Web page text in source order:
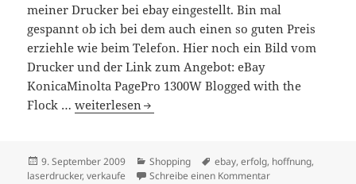
meiner Drucker bei ebay eingestellt. Bin mal
gespannt ob ich bei dem auch einen so guten Preis
erziehle wie beim Telefon. Hier noch ein Bild vom
Drucker und der Link zum Angebot: eBay
KonicaMinolta PagePro 1300W Blogged with the
Flock …verkaufe meinen alten Laserdrucker
weiterlesen
Veröffentlicht
am
9. September 2009 Kategorien
Shopping Schlagwörter
ebay,erfolg, hoffnung,
laserdrucker,verkaufe Schreibe einen Kommentarzu verkaufe